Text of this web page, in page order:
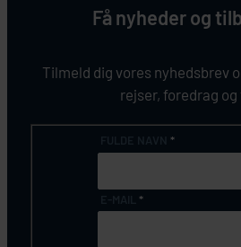
Få nyheder og
Tilmeld dig vores nyhedsbrev
rejser, foredrag
*
*